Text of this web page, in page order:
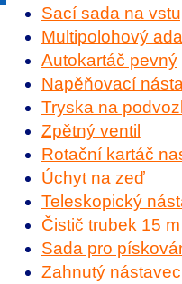
Sací sada na
Multipolohový
Autokartáč pevný
Napěňovací
Tryska na
Zpětný ventil
Rotační kartáč
Úchyt na zeď
Teleskopický
Čistič trubek 15 m
Sada pro
Zahnutý nástavec